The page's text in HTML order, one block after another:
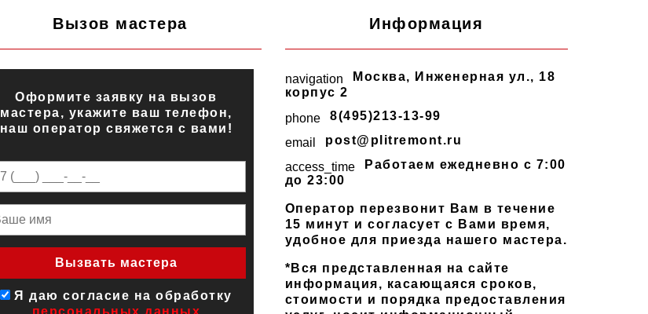
Вызов мастера
Оформите заявку на вызов
мастера, укажите ваш телефон,
наш оператор свяжется с вами!
Я даю согласие на обработку
персональных данных
Информация
navigation Москва, Инженерная ул., 18
корпус 2
phone
8(495)213-13-99
email
post@plitremont.ru
access_time
Работаем ежедневно c 7:00
до 23:00
Оператор перезвонит Вам в течение
15 минут и согласует с Вами время,
удобное для приезда нашего мастера.
*Вся представленная на сайте
информация, касающаяся сроков,
стоимости и порядка предоставления